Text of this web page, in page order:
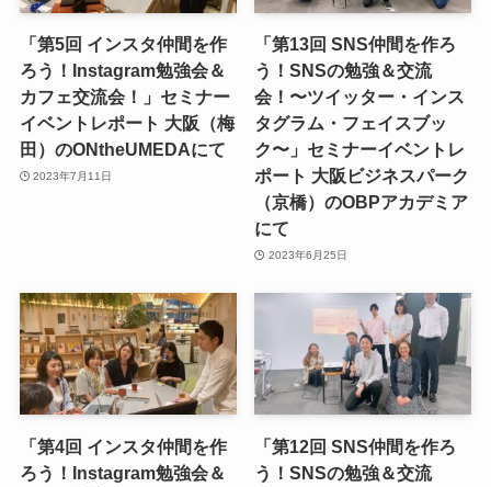
「第5回 インスタ仲間を作
ろう！Instagram勉強会＆
カフェ交流会！」セミナー
イベントレポート 大阪（梅
田）のONtheUMEDAにて
2023年7月11日
「第13回 SNS仲間を作ろ
う！SNSの勉強＆交流
会！〜ツイッター・インス
タグラム・フェイスブッ
ク〜」セミナーイベントレ
ポート 大阪ビジネスパーク
（京橋）のOBPアカデミア
にて
2023年6月25日
「第4回 インスタ仲間を作
ろう！Instagram勉強会＆
「第12回 SNS仲間を作ろ
う！SNSの勉強＆交流